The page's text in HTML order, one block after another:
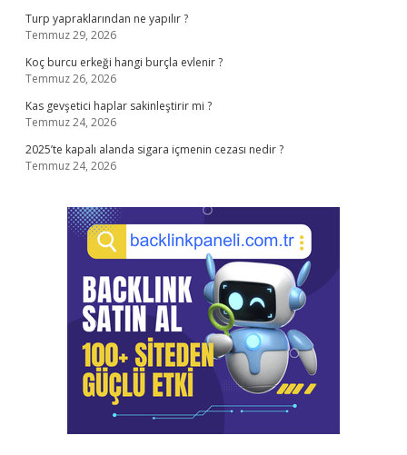
Turp yapraklarından ne yapılır ?
Temmuz 29, 2026
Koç burcu erkeği hangi burçla evlenir ?
Temmuz 26, 2026
Kas gevşetici haplar sakinleştirir mi ?
Temmuz 24, 2026
2025’te kapalı alanda sigara içmenin cezası nedir ?
Temmuz 24, 2026